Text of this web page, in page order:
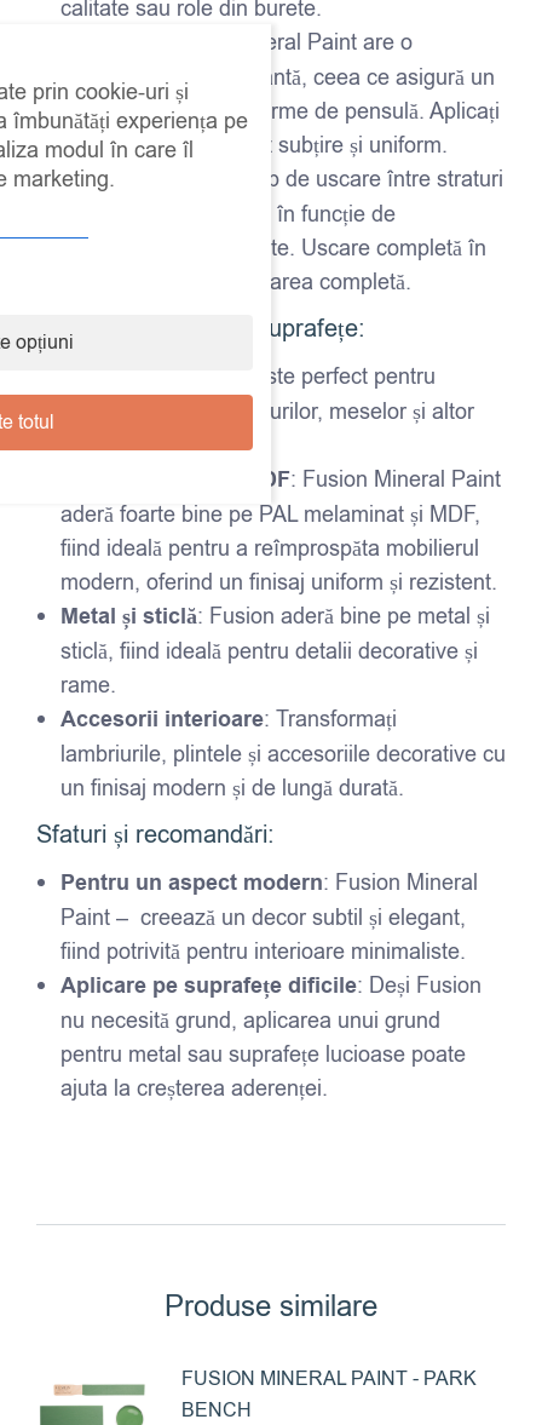
calitate sau role din burete.
: Fusion Mineral Paint are o
consistență autonivelantă, ceea ce asigură un
finisaj uniform și fără urme de pensulă. Aplicați
vopseaua într-un strat subțire și uniform.
Timp de uscare
: Timp de uscare între straturi
– aproximativ 2-4 ore, în funcție de
temperatură și umiditate. Uscare completă în
24 de ore pentru utilizarea completă.
Ideal pentru diverse suprafețe:
: Este perfect pentru
recondiționarea dulapurilor, meselor și altor
piese de mobilier.
PAL melaminat și MDF: Fusion Mineral Paint
aderă foarte bine pe PAL melaminat și MDF,
fiind ideală pentru a reîmprospăta mobilierul
modern, oferind un finisaj uniform și rezistent.
Metal și sticlă: Fusion aderă bine pe metal și
sticlă, fiind ideală pentru detalii decorative și
rame.
Accesorii interioare: Transformați
lambriurile, plintele și accesoriile decorative cu
un finisaj modern și de lungă durată.
Sfaturi și recomandări:
Pentru un aspect modern: Fusion Mineral
Paint – creează un decor subtil și elegant,
fiind potrivită pentru interioare minimaliste.
Aplicare pe suprafețe dificile: Deși Fusion
nu necesită grund, aplicarea unui grund
pentru metal sau suprafețe lucioase poate
ajuta la creșterea aderenței.
Produse similare
FUSION MINERAL PAINT - PARK
BENCH
prin cookie-uri și
îmbunătăți experiența pe
modul în care îl
marketing.
opțiuni
totul